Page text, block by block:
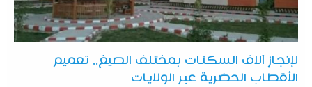
لإنجاز آلاف السكنات بمختلف الصيغ.. تعميم
الأقطاب الحضرية عبر الولايات